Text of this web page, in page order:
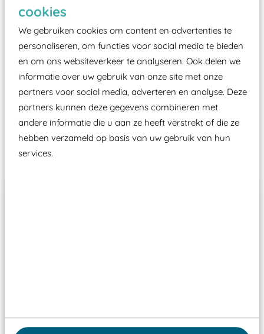
cookies
We gebruiken cookies om content en advertenties te
personaliseren, om functies voor social media te bieden
en om ons websiteverkeer te analyseren. Ook delen we
informatie over uw gebruik van onze site met onze
partners voor social media, adverteren en analyse. Deze
partners kunnen deze gegevens combineren met
andere informatie die u aan ze heeft verstrekt of die ze
hebben verzameld op basis van uw gebruik van hun
services.
moet zijn van een typekeuring, -plaatje en
certificering, uitgegeven door een Nederlands
aangewezen keuringsinstantie?
Wij ook speeltoestellen kunnen laten keuren zodat
ze toch binnen het Warenwetbesluit Attractie- en
Speeltoestellen vallen?
Past er goed bij